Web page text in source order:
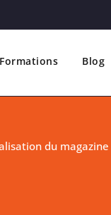
Formations Blog
du magazine